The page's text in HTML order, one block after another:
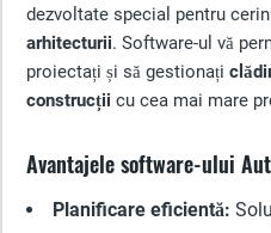
dezvoltate special pentru
arhitecturii. Software-ul vă
proiectați și să gestionați
construcții cu cea mai mare
Avantajele software-ului
Planificare eficientă: